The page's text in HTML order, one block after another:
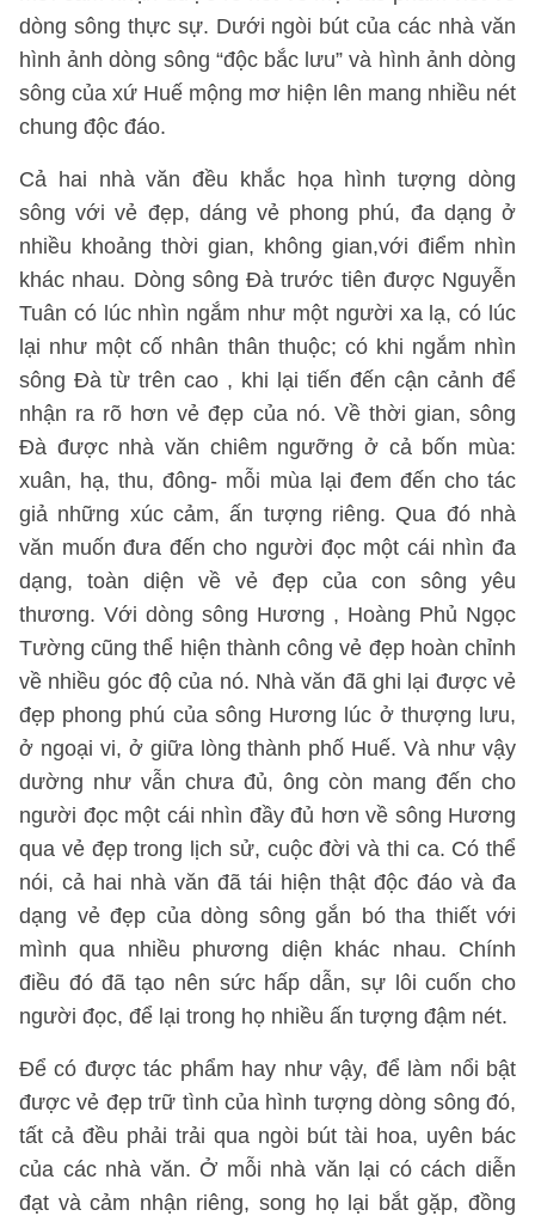
dòng sông thực sự. Dưới ngòi bút của các nhà văn
hình ảnh dòng sông “độc bắc lưu” và hình ảnh dòng
sông của xứ Huế mộng mơ hiện lên mang nhiều nét
chung độc đáo.
Cả hai nhà văn đều khắc họa hình tượng dòng
sông với vẻ đẹp, dáng vẻ phong phú, đa dạng ở
nhiều khoảng thời gian, không gian,với điểm nhìn
khác nhau. Dòng sông Đà trước tiên được Nguyễn
Tuân có lúc nhìn ngắm như một người xa lạ, có lúc
lại như một cố nhân thân thuộc; có khi ngắm nhìn
sông Đà từ trên cao , khi lại tiến đến cận cảnh để
nhận ra rõ hơn vẻ đẹp của nó. Về thời gian, sông
Đà được nhà văn chiêm ngưỡng ở cả bốn mùa:
xuân, hạ, thu, đông- mỗi mùa lại đem đến cho tác
giả những xúc cảm, ấn tượng riêng. Qua đó nhà
văn muốn đưa đến cho người đọc một cái nhìn đa
dạng, toàn diện về vẻ đẹp của con sông yêu
thương. Với dòng sông Hương , Hoàng Phủ Ngọc
Tường cũng thể hiện thành công vẻ đẹp hoàn chỉnh
về nhiều góc độ của nó. Nhà văn đã ghi lại được vẻ
đẹp phong phú của sông Hương lúc ở thượng lưu,
ở ngoại vi, ở giữa lòng thành phố Huế. Và như vậy
dường như vẫn chưa đủ, ông còn mang đến cho
người đọc một cái nhìn đầy đủ hơn về sông Hương
qua vẻ đẹp trong lịch sử, cuộc đời và thi ca. Có thể
nói, cả hai nhà văn đã tái hiện thật độc đáo và đa
dạng vẻ đẹp của dòng sông gắn bó tha thiết với
mình qua nhiều phương diện khác nhau. Chính
điều đó đã tạo nên sức hấp dẫn, sự lôi cuốn cho
người đọc, để lại trong họ nhiều ấn tượng đậm nét.
Để có được tác phẩm hay như vậy, để làm nổi bật
được vẻ đẹp trữ tình của hình tượng dòng sông đó,
tất cả đều phải trải qua ngòi bút tài hoa, uyên bác
của các nhà văn. Ở mỗi nhà văn lại có cách diễn
đạt và cảm nhận riêng, song họ lại bắt gặp, đồng